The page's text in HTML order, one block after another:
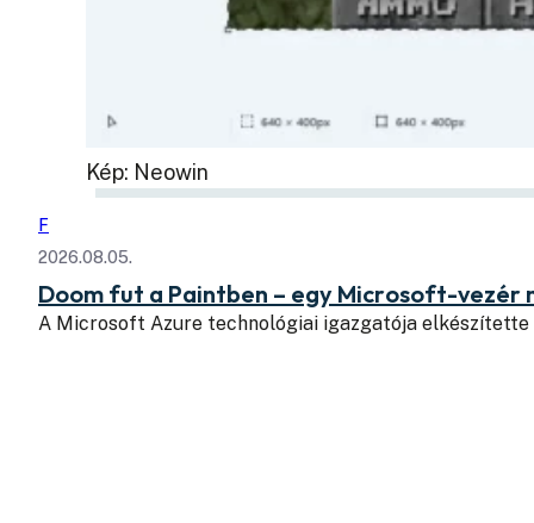
Kép: Neowin
F
2026.08.05.
Doom fut a Paintben – egy Microsoft-vezér
A Microsoft Azure technológiai igazgatója elkészítette